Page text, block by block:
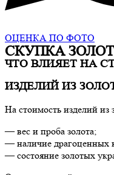
ОЦЕНКА ПО ФОТО
СКУПКА
ЧТО ВЛИЯЕТ НА
ИЗДЕЛИЙ ИЗ
На стоимость изделий из
— вес и проба золота;
— наличие драгоценных
— состояние золотых